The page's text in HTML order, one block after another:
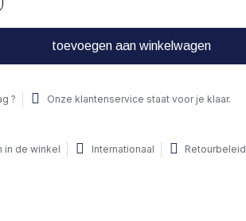
toevoegen aan winkelwagen
? Onze klantenservice staat voor je klaar.
in de winkel Internationaal Retourbeleid